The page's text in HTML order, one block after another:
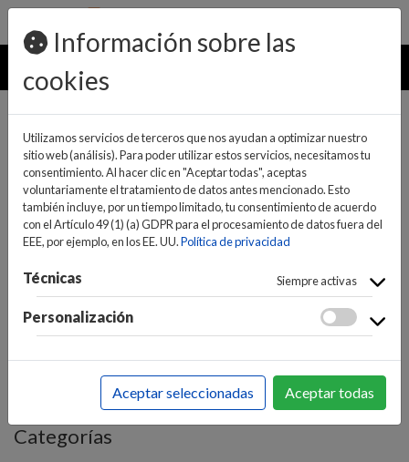
pedidos@ideaelectrodomesticos.com
924 047 836
MENU
INICIO>IMAGEN>REPRODUCTORES Y PROYECTORES
Categorías
Información sobre las
cookies
Utilizamos servicios de terceros que nos ayudan a optimizar nuestro
sitio web (análisis). Para poder utilizar estos servicios, necesitamos tu
consentimiento. Al hacer clic en "Aceptar todas", aceptas
voluntariamente el tratamiento de datos antes mencionado. Esto
también incluye, por un tiempo limitado, tu consentimiento de acuerdo
con el Artículo 49 (1) (a) GDPR para el procesamiento de datos fuera del
EEE, por ejemplo, en los EE. UU.Política de privacidad
Técnicas Siempre activas
Personalización
Aceptar seleccionadas Aceptar todas